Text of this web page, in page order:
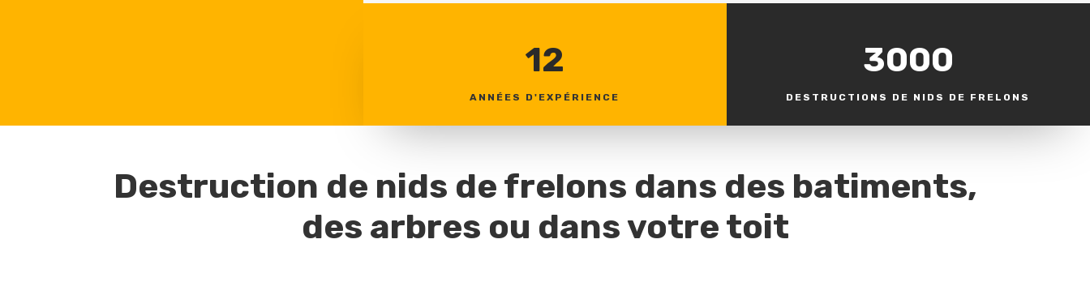
12
ANNÉES D'EXPÉRIENCE
3000
DESTRUCTIONS DE NIDS DE FRELONS
Destruction de nids de frelons dans des batiments,
des arbres ou dans votre toit